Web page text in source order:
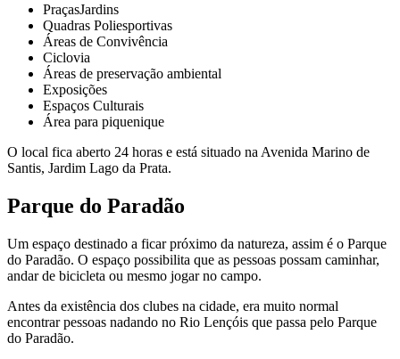
PraçasJardins
Quadras Poliesportivas
Áreas de Convivência
Ciclovia
Áreas de preservação ambiental
Exposições
Espaços Culturais
Área para piquenique
O local fica aberto 24 horas e está situado na Avenida Marino de
Santis, Jardim Lago da Prata.
Parque do Paradão
Um espaço destinado a ficar próximo da natureza, assim é o Parque
do Paradão. O espaço possibilita que as pessoas possam caminhar,
andar de bicicleta ou mesmo jogar no campo.
Antes da existência dos clubes na cidade, era muito normal
encontrar pessoas nadando no Rio Lençóis que passa pelo Parque
do Paradão.